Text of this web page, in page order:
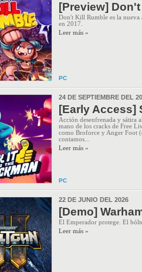
[Preview]
Don't Kill Rumble es la nueva
en 2017.
Leer más »
PC
24 DE SEPTIEMBRE DEL
[Early Access]
Acción desenfrenada y sátira
mano de los cracks de Free
como Broforce y Anger Foot
contamos...
Leer más »
PC
22 DE JUNIO DEL 2026
[Demo]
El Emperador protege. El
Leer más »